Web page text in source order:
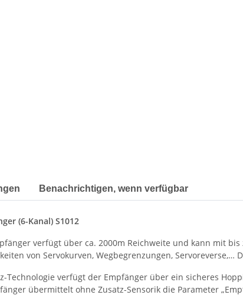
Benachrichtigen, wenn verfügbar
(6-Kanal) S1012
verfügt über ca. 2000m Reichweite und kann mit
von Servokurven, Wegbegrenzungen,
Technologie verfügt der Empfänger über ein sicheres
übermittelt ohne Zusatz-Sensorik die Parameter